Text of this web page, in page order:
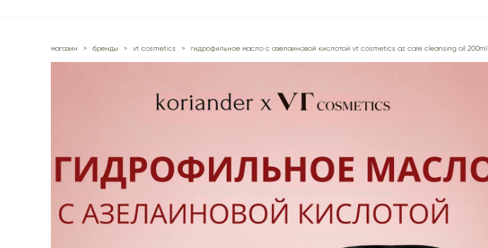
магазин > бренды > vt cosmetics > гидрофильное масло с азелаиновой кислотой vt cosmetics az care cleansing oil 200ml